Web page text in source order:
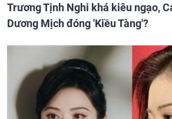
Trương Tịnh Nghi khá kiêu ngạo,
Dương Mịch đóng 'Kiều Tàng'?